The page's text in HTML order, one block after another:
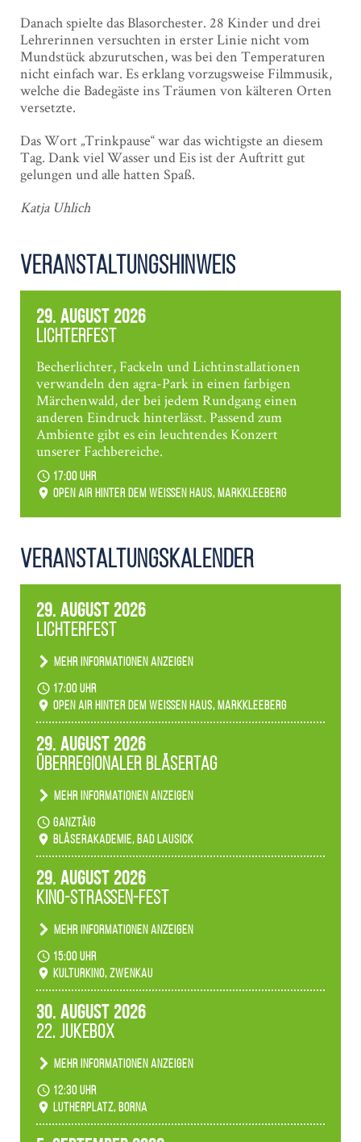
Danach spielte das Blasorchester. 28 Kinder und drei
Lehrerinnen versuchten in erster Linie nicht vom
Mundstück abzurutschen, was bei den Temperaturen
nicht einfach war. Es erklang vorzugsweise Filmmusik,
welche die Badegäste ins Träumen von kälteren Orten
versetzte.
Das Wort „Trinkpause“ war das wichtigste an diesem
Tag. Dank viel Wasser und Eis ist der Auftritt gut
gelungen und alle hatten Spaß.
Katja Uhlich
Veranstaltungshinweis
29. August 2026
Lichterfest
Becherlichter, Fackeln und Lichtinstallationen
verwandeln den agra-Park in einen farbigen
Märchenwald, der bei jedem Rundgang einen
anderen Eindruck hinterlässt. Passend zum
Ambiente gibt es ein leuchtendes Konzert
unserer Fachbereiche.
17:00 Uhr
Open Air hinter dem weißen Haus, Markkleeberg
Veranstaltungs­kalender
29. August 2026
Lichterfest
Mehr Informationen anzeigen
Becherlichter, Fackeln und Lichtinstallationen
verwandeln den agra-Park in einen farbigen
Märchenwald, der bei jedem Rundgang einen
Ambiente gibt es ein leuchtendes Konzert
unserer Fachbereiche.
17:00 Uhr
Open Air hinter dem weißen Haus, Markkleeberg
29. August 2026
Überregionaler Bläsertag
Mehr Informationen anzeigen
Teilnahme der Bläserklassen.
ganztäig
Bläserakademie, Bad Lausick
29. August 2026
Kino-Straßen-Fest
Mehr Informationen anzeigen
Konzert unserer Zwenkauer Schüler und
Schülerinnen zum Fest des Kulturkinos.
15:00 Uhr
Kulturkino, Zwenkau
30. August 2026
22. Jukebox
Mehr Informationen anzeigen
Anlässlicher der 775-Jahrfeier der Stadt Borna
spielen wir noch einmal unser aktuelles
Jukeboxprogramm zum Stadtfest.
12:30 Uhr
Lutherplatz, Borna